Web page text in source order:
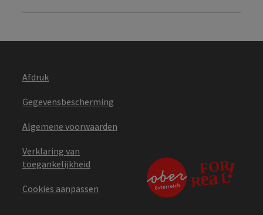
Afdruk
Gegevensbescherming
Algemene voorwaarden
Verklaring van
toegankelijkheid
Cookies aanpassen